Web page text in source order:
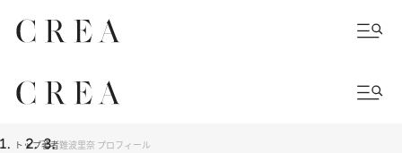
トップ著者難波里奈 プロフィール